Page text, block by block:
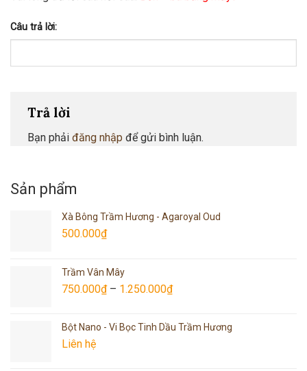
Câu trả lời:
Trả lời
Bạn phải đăng nhập để gửi bình luận.
Sản phẩm
Xà Bông Trầm Hương - Agaroyal Oud
500.000₫
Trầm Vân Mây
750.000₫– 1.250.000₫
Bột Nano - Vi Bọc Tinh Dầu Trầm Hương
Liên hệ